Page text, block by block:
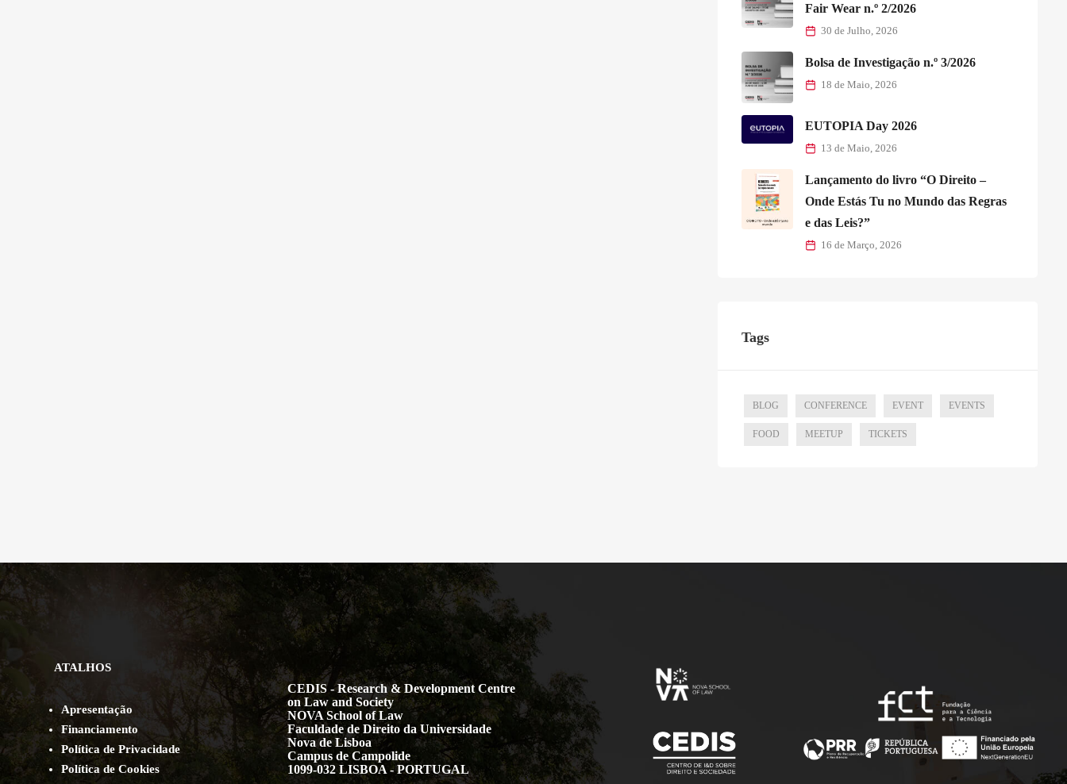
Fair Wear n.º 2/2026
30 de Julho, 2026
Bolsa de Investigação n.º 3/2026
18 de Maio, 2026
EUTOPIA Day 2026
13 de Maio, 2026
Lançamento do livro “O Direito –
Onde Estás Tu no Mundo das Regras
e das Leis?”
16 de Março, 2026
Tags
BLOG CONFERENCE EVENT EVENTS
FOOD MEETUP TICKETS
ATALHOS
Apresentação
Financiamento
Política de Privacidade
Política de Cookies
CEDIS - Research & Development Centre
on Law and Society
NOVA School of Law
Faculdade de Direito da Universidade
Nova de Lisboa
Campus de Campolide
1099-032 LISBOA - PORTUGAL